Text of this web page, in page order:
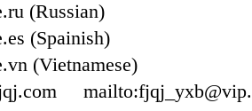
(Russian)
(Spainish)
(Vietnamese)